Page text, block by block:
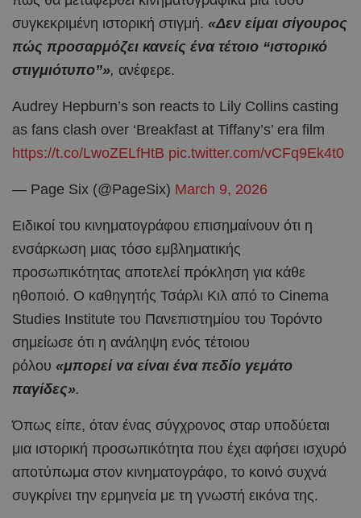
συγκεκριμένη ιστορική στιγμή. «Δεν είμαι σίγουρος
πώς προσαρμόζει κανείς ένα τέτοιο “ιστορικό
στιγμιότυπο”», ανέφερε.
Audrey Hepburn’s son reacts to Lily Collins casting
as fans clash over ‘Breakfast at Tiffany’s’ era film
https://t.co/LwoZELfHtB pic.twitter.com/vCFq9Ek4t0
— Page Six (@PageSix) March 9, 2026
Ειδικοί του κινηματογράφου επισημαίνουν ότι η
ενσάρκωση μιας τόσο εμβληματικής
προσωπικότητας αποτελεί πρόκληση για κάθε
ηθοποιό. Ο καθηγητής Τσάρλι Κιλ από το Cinema
Studies Institute του Πανεπιστημίου του Τορόντο
σημείωσε ότι η ανάληψη ενός τέτοιου
ρόλου «μπορεί να είναι ένα πεδίο γεμάτο
παγίδες».
Όπως είπε, όταν ένας σύγχρονος σταρ υποδύεται
μια ιστορική προσωπικότητα που έχει αφήσει ισχυρό
αποτύπωμα στον κινηματογράφο, το κοινό συχνά
συγκρίνει την ερμηνεία με τη γνωστή εικόνα της.